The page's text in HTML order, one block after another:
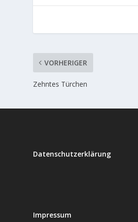
VORHERIGER
Zehntes Türchen
Datenschutzerklärung
Impressum